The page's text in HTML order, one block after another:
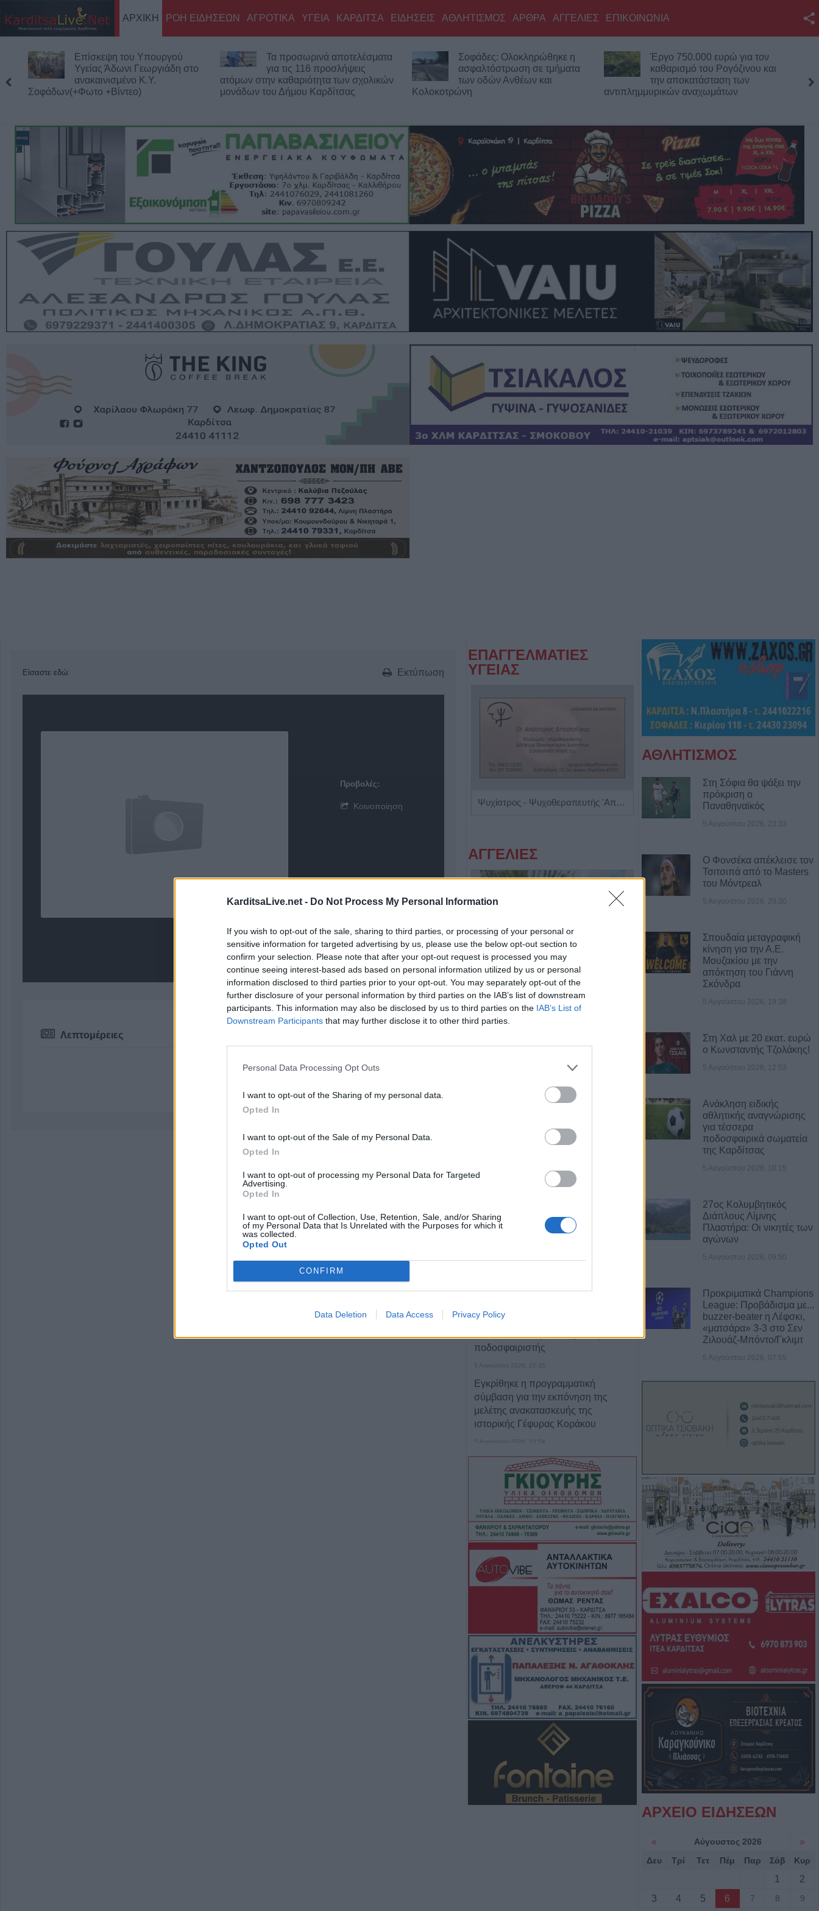
KarditsaLive.net - Do Not Process My Personal Information
If you wish to opt-out of the sale, sharing to third parties, or processing of your personal or
sensitive information for targeted advertising by us, please use the below opt-out section to
confirm your selection. Please note that after your opt-out request is processed you may
continue seeing interest-based ads based on personal information utilized by us or personal
information disclosed to third parties prior to your opt-out. You may separately opt-out of the
further disclosure of your personal information by third parties on the IAB’s list of downstream
participants. This information may also be disclosed by us to third parties on the IAB’s List of
Downstream Participants that may further disclose it to other third parties.
Personal Data Processing Opt Outs
I want to opt-out of the Sharing of my personal data.
Opted In
I want to opt-out of the Sale of my Personal Data.
Opted In
I want to opt-out of processing my Personal Data for Targeted
Advertising.
Opted In
I want to opt-out of Collection, Use, Retention, Sale, and/or Sharing
of my Personal Data that Is Unrelated with the Purposes for which it
was collected.
Opted Out
CONFIRM
Data Deletion Data Access Privacy Policy
Twitter
YouTube
Επικοινωνία με το
KarditsaLive.Net
ΑΡΧΙΚΗ ΡΟΗ ΕΙΔΗΣΕΩΝ ΑΓΡΟΤΙΚΑ ΥΓΕΙΑ ΚΑΡΔΙΤΣΑ ΕΙΔΗΣΕΙΣ ΑΘΛΗΤΙΣΜΟΣ ΑΡΘΡΑ ΑΓΓΕΛΙΕΣ ΕΠΙΚΟΙΝΩΝΙΑ
Τα προσωρινά αποτελέσματα
για τις 116 προσλήψεις
ατόμων στην καθαριότητα των σχολικών
μονάδων του Δήμου Καρδίτσας
Σοφάδες: Ολοκληρώθηκε η
ασφαλτόστρωση σε τμήματα
των οδών Ανθέων και
Κολοκοτρώνη
Έργο 750.000 ευρώ για τον
καθαρισμό του Ρογόζινου και
την αποκατάσταση των
αντιπλημμυρικών αναχωμάτων
Στη Χαλ με 20 εκατ. ευρώ ο
Κωνσταντής Τζολάκης!
Εκτύπωση
Είσαστε εδώ:
Προβολές:
Κοινοποίηση
Λεπτομέρειες
ΕΠΑΓΓΕΛΜΑΤΙΕΣ
ΥΓΕΙΑΣ
Ψυχίατρος - Ψυχοθεραπευτής 'Αποστολίκας Απόστολος'
ΑΓΓΕΛΙΕΣ
Η εταιρεία ΘΑΛΑΣΣΙΟΣ ΚΟΣΜΟΣ Α.Ε.Β.Ε. επιθυμεί να προσλάβει Αποθηκάριο
ΤΕΛΕΥΤΑΙΑ ΝΕΑ
“Calimera” με “spitiko” και
5 Αυγούστου 2026, 23:58
5 Αυγούστου 2026, 23:33
αυτοκίνητο στη Λάρισα – Στο
Κεραυνός χτύπησε γήπεδο στην
ποδοσφαιριστής
5 Αυγούστου 2026, 22:35
Εγκρίθηκε η προγραμματική
σύμβαση για την εκπόνηση της
μελέτης ανακατασκευής της
ιστορικής Γέφυρας Κοράκου
5 Αυγούστου 2026, 20:54
Κάηκε ολοσχερώς αυτοκίνητο
στην περιοχή του Μορφοβουνίου
5 Αυγούστου 2026, 20:50
Το Σάββατο 8 Αυγούστου το
40ήμερο μνημόσυνο του
Κωνσταντίνου Αναγνωστόπουλου
Εκδήλωση μνήμης για Χιροσίμα -
Ναγκασάκι και αντιιμπεριαλιστική
παρέμβαση από την Επιτροπή
Ειρήνης Καρδίτσας (+Φωτο
5 Αυγούστου 2026, 20:42
Ο Φονσέκα απέκλεισε τον
Τσιτσιπά από το Masters του
Μόντρεαλ
5 Αυγούστου 2026, 20:30
Το Σάββατο 8 Αυγούστου το
40ήμερο μνημόσυνο της
Κωνσταντίας Γεωρ. Γιαννουσά -
Τσιούκα
5 Αυγούστου 2026, 20:25
Το Σάββατο 8 Αυγούστου το
ΑΘΛΗΤΙΣΜΟΣ
Στη Σόφια θα ψάξει την
πρόκριση ο
Παναθηναϊκός
5 Αυγούστου 2026, 23:33
Ο Φονσέκα απέκλεισε τον
Τσιτσιπά από το Masters
του Μόντρεαλ
5 Αυγούστου 2026, 20:30
Σπουδαία μεταγραφική
κίνηση για την Α.Ε.
Μουζακίου με την
απόκτηση του Γιάννη
Σκόνδρα
5 Αυγούστου 2026, 19:38
Στη Χαλ με 20 εκατ. ευρώ
ο Κωνσταντής Τζολάκης!
5 Αυγούστου 2026, 12:53
Ανάκληση ειδικής
αθλητικής αναγνώρισης
για τέσσερα
ποδοσφαιρικά σωματεία
της Καρδίτσας
5 Αυγούστου 2026, 10:15
27ος Κολυμβητικός
Διάπλους Λίμνης
Πλαστήρα: Οι νικητές των
αγώνων
5 Αυγούστου 2026, 09:50
Προκριματικά Champions
League: Προβάδισμα με...
buzzer-beater η Λέφσκι,
«ματσάρα» 3-3 στο Σεν
Ζιλουάζ-Μπόντο/Γκλιμτ
5 Αυγούστου 2026, 07:55
ΑΡΧΕΙΟ ΕΙΔΗΣΕΩΝ
« Αύγουστος 2026 »
Δευ Τρί Τετ Πέμ Παρ Σάβ Κυρ
1
2
3
4 5 6 7 8
9